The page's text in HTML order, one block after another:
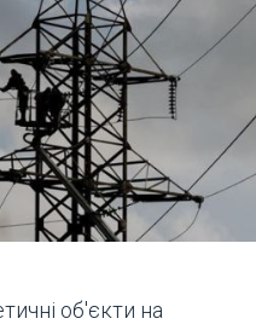
об'єкти на